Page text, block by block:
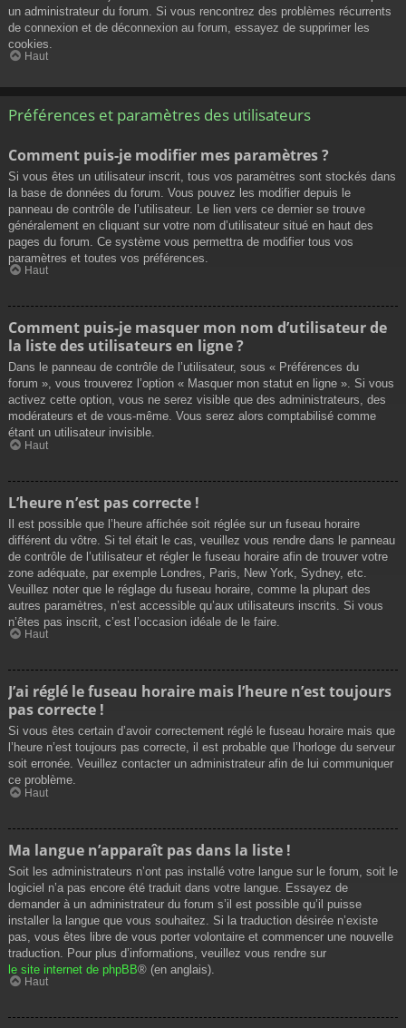
un administrateur du forum. Si vous rencontrez des problèmes récurrents
de connexion et de déconnexion au forum, essayez de supprimer les
cookies.
Haut
Préférences et paramètres des utilisateurs
Comment puis-je modifier mes paramètres ?
Si vous êtes un utilisateur inscrit, tous vos paramètres sont stockés dans
la base de données du forum. Vous pouvez les modifier depuis le
panneau de contrôle de l’utilisateur. Le lien vers ce dernier se trouve
généralement en cliquant sur votre nom d’utilisateur situé en haut des
pages du forum. Ce système vous permettra de modifier tous vos
paramètres et toutes vos préférences.
Haut
Comment puis-je masquer mon nom d’utilisateur de
la liste des utilisateurs en ligne ?
Dans le panneau de contrôle de l’utilisateur, sous « Préférences du
forum », vous trouverez l’option « Masquer mon statut en ligne ». Si vous
activez cette option, vous ne serez visible que des administrateurs, des
modérateurs et de vous-même. Vous serez alors comptabilisé comme
étant un utilisateur invisible.
Haut
L’heure n’est pas correcte !
Il est possible que l’heure affichée soit réglée sur un fuseau horaire
différent du vôtre. Si tel était le cas, veuillez vous rendre dans le panneau
de contrôle de l’utilisateur et régler le fuseau horaire afin de trouver votre
zone adéquate, par exemple Londres, Paris, New York, Sydney, etc.
Veuillez noter que le réglage du fuseau horaire, comme la plupart des
autres paramètres, n’est accessible qu’aux utilisateurs inscrits. Si vous
n’êtes pas inscrit, c’est l’occasion idéale de le faire.
Haut
J’ai réglé le fuseau horaire mais l’heure n’est toujours
pas correcte !
Si vous êtes certain d’avoir correctement réglé le fuseau horaire mais que
l’heure n’est toujours pas correcte, il est probable que l’horloge du serveur
soit erronée. Veuillez contacter un administrateur afin de lui communiquer
ce problème.
Haut
Ma langue n’apparaît pas dans la liste !
Soit les administrateurs n’ont pas installé votre langue sur le forum, soit le
logiciel n’a pas encore été traduit dans votre langue. Essayez de
demander à un administrateur du forum s’il est possible qu’il puisse
installer la langue que vous souhaitez. Si la traduction désirée n’existe
pas, vous êtes libre de vous porter volontaire et commencer une nouvelle
traduction. Pour plus d’informations, veuillez vous rendre sur
le site internet de phpBB® (en anglais).
Haut